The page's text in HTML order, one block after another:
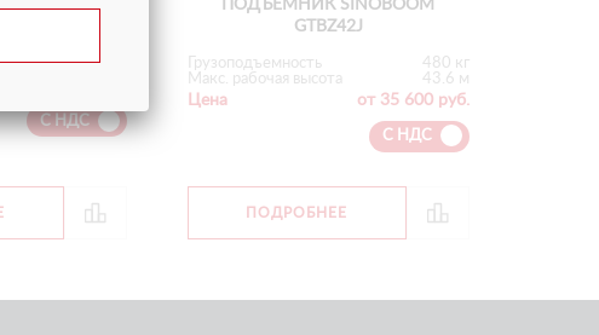
40.2 м
С НДС
ПОДЪЕМНИК SINOBOOM
GTBZ42J
Грузоподъемность
480 кг
Макс. рабочая высота
43.6 м
Цена от 35 600 руб.
С НДС
ПОДРОБНЕЕ